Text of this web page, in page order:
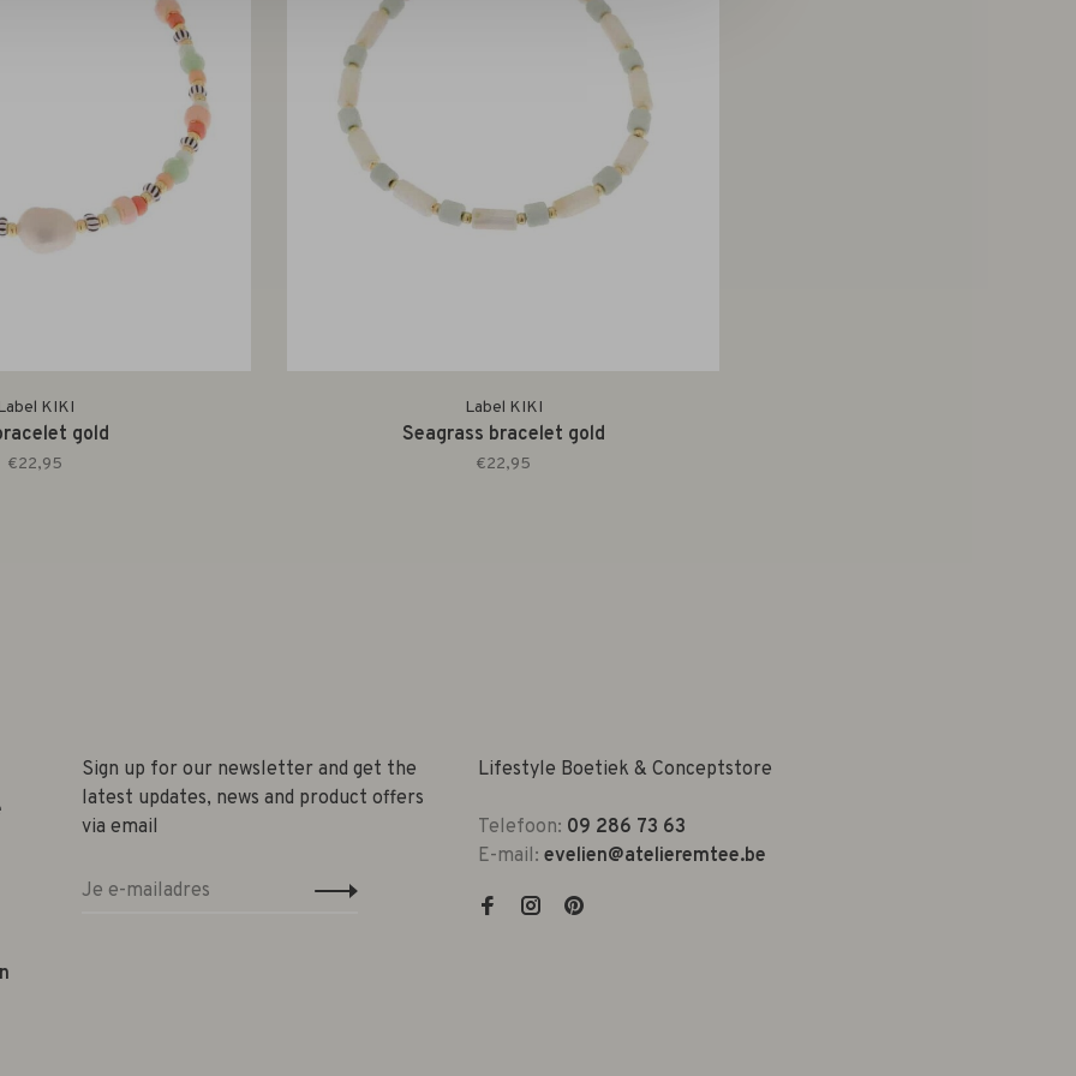
KIKI
gold
€22,95
Label KIKI
Seagrass bracelet gold
€22,95
Sign up for our newsletter and get the
latest updates, news and product offers
via email
Lifestyle Boetiek & Conceptstore
Telefoon: 09 286 73 63
E-mail: evelien@atelieremtee.be